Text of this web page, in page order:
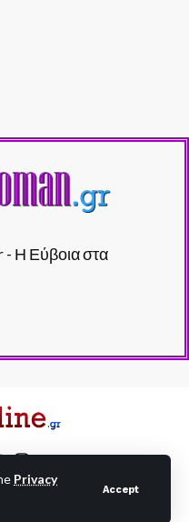
Privacy
Accept
Η Εύβοια στα
All Rights Reserved.